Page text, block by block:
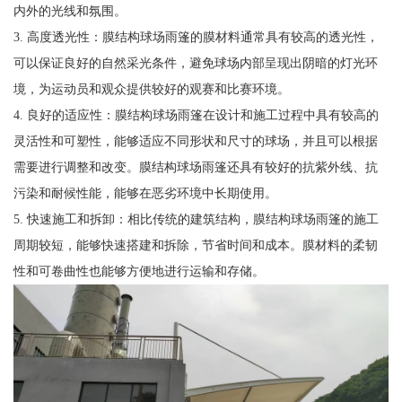
内外的光线和氛围。
3. 高度透光性：膜结构球场雨篷的膜材料通常具有较高的透光性，
可以保证良好的自然采光条件，避免球场内部呈现出阴暗的灯光环
境，为运动员和观众提供较好的观赛和比赛环境。
4. 良好的适应性：膜结构球场雨篷在设计和施工过程中具有较高的
灵活性和可塑性，能够适应不同形状和尺寸的球场，并且可以根据
需要进行调整和改变。膜结构球场雨篷还具有较好的抗紫外线、抗
污染和耐候性能，能够在恶劣环境中长期使用。
5. 快速施工和拆卸：相比传统的建筑结构，膜结构球场雨篷的施工
周期较短，能够快速搭建和拆除，节省时间和成本。膜材料的柔韧
性和可卷曲性也能够方便地进行运输和存储。